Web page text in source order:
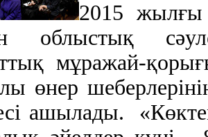
2015 жылғы
облыстық
мұражай-
өнер
ашылады.